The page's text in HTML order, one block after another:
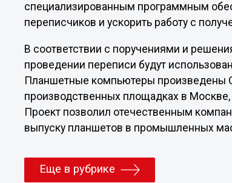
специализированным программным
переписчиков и ускорить работу с
В соответствии с поручениями и
проведении переписи будут
Планшетные компьютеры произведены
производственных площадках в
Проект позволил отечественным
выпуску планшетов в промышленных
Еще в рубрике